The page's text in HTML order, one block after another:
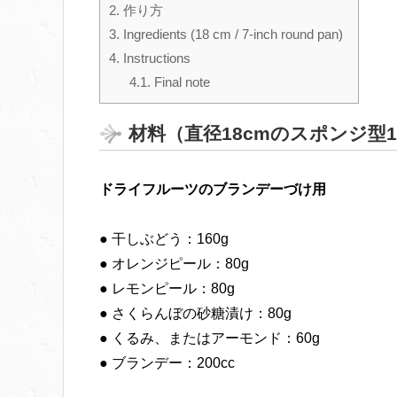
2. 作り方
3. Ingredients (18 cm / 7-inch round pan)
4. Instructions
4.1. Final note
材料（直径18cmのスポンジ型
ドライフルーツのブランデーづけ用
● 干しぶどう：160g
● オレンジピール：80g
● レモンピール：80g
● さくらんぼの砂糖漬け：80g
● くるみ、またはアーモンド：60g
● ブランデー：200cc